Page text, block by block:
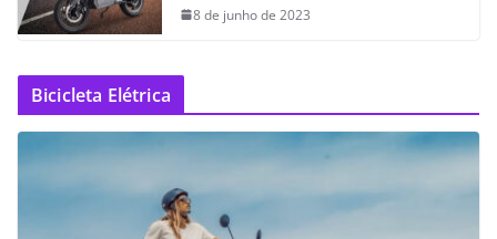
8 de junho de 2023
Bicicleta Elétrica